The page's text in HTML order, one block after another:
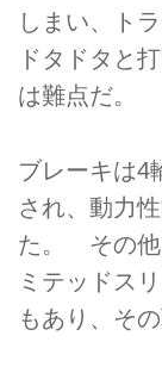
しまい、ト
ドタドタと
は難点だ。
ブレーキは4
され、動力
た。 その他
ミテッドス
もあり、そ